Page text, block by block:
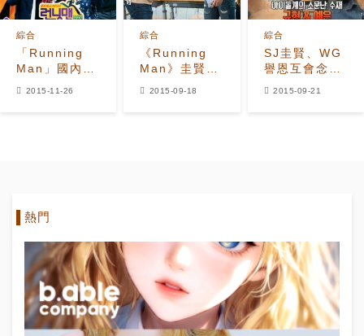
「Running
Man」國內國
外人氣存在天
綜合
2015-11-26
《Running
Man》圭賢禮
貌恭謙 因金鐘
綜合
2015-09-18
SJ圭賢、WG
譽恩互會念
書 考試擠進
綜合
2015-09-21
熱門